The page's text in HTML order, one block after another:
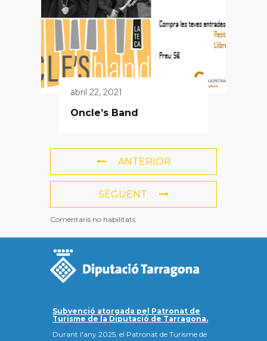
abril 22, 2021
Oncle’s Band
ANTERIOR
SEGÜENT
Comentaris no habilitats
Subvenció atorgada pel Patronat de
Turisme de la Diputació de Tarragona.
Durant l'any 2025, el Patronat de Turisme de